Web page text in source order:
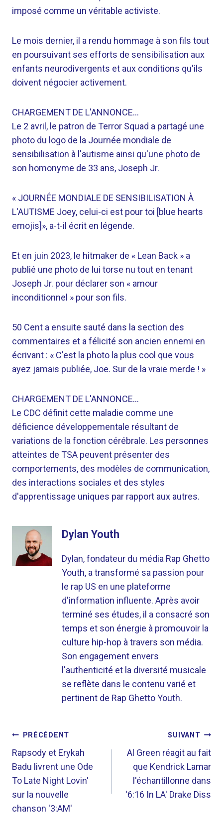
imposé comme un véritable activiste.
Le mois dernier, il a rendu hommage à son fils tout
en poursuivant ses efforts de sensibilisation aux
enfants neurodivergents et aux conditions qu'ils
doivent négocier activement.
CHARGEMENT DE L'ANNONCE…
Le 2 avril, le patron de Terror Squad a partagé une
photo du logo de la Journée mondiale de
sensibilisation à l'autisme ainsi qu'une photo de
son homonyme de 33 ans, Joseph Jr.
« JOURNÉE MONDIALE DE SENSIBILISATION À
L'AUTISME Joey, celui-ci est pour toi [blue hearts
emojis]», a-t-il écrit en légende.
Et en juin 2023, le hitmaker de « Lean Back » a
publié une photo de lui torse nu tout en tenant
Joseph Jr. pour déclarer son « amour
inconditionnel » pour son fils.
50 Cent a ensuite sauté dans la section des
commentaires et a félicité son ancien ennemi en
écrivant : « C'est la photo la plus cool que vous
ayez jamais publiée, Joe. Sur de la vraie merde ! »
CHARGEMENT DE L'ANNONCE…
Le CDC définit cette maladie comme une
déficience développementale résultant de
variations de la fonction cérébrale. Les personnes
atteintes de TSA peuvent présenter des
comportements, des modèles de communication,
des interactions sociales et des styles
d'apprentissage uniques par rapport aux autres.
Dylan Youth
Dylan, fondateur du média Rap Ghetto
Youth, a transformé sa passion pour
le rap US en une plateforme
d'information influente. Après avoir
terminé ses études, il a consacré son
temps et son énergie à promouvoir la
culture hip-hop à travers son média.
Son engagement envers
l'authenticité et la diversité musicale
se reflète dans le contenu varié et
pertinent de Rap Ghetto Youth.
NAVIGATION
DE
L’ARTICLE
PRÉCÉDENT
Rapsody et Erykah
Badu livrent une Ode
To Late Night Lovin'
sur la nouvelle
chanson '3:AM'
SUIVANT
Al Green réagit au fait
que Kendrick Lamar
l'échantillonne dans
'6:16 In LA' Drake Diss